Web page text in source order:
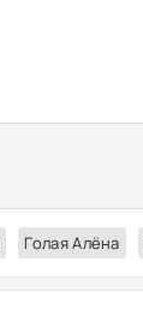
Голая Алёна